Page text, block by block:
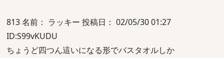
813 名前： ラッキー 投稿日： 02/05/30 01:27
ID:S99vKUDU
ちょうど四つん這いになる形でバスタオルしか